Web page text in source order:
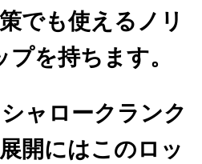
でも使えるノリ
を持ちます。
シャロークランク
開にはこのロッ